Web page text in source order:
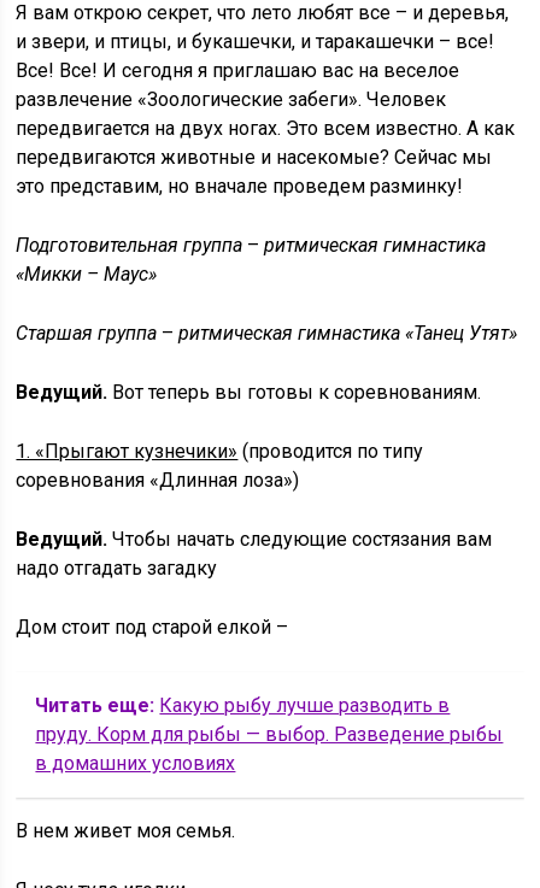
Я вам открою секрет, что лето любят все – и деревья,
и звери, и птицы, и букашечки, и таракашечки – все!
Все! Все! И сегодня я приглашаю вас на веселое
развлечение «Зоологические забеги». Человек
передвигается на двух ногах. Это всем известно. А как
передвигаются животные и насекомые? Сейчас мы
это представим, но вначале проведем разминку!
Подготовительная группа –ритмическая гимнастика
«Микки – Маус»
Старшая группа –ритмическая гимнастика «Танец Утят»
Ведущий. Вот теперь вы готовы к соревнованиям.
1. «Прыгают кузнечики» (проводится по типу
соревнования «Длинная лоза»)
Ведущий. Чтобы начать следующие состязания вам
надо отгадать загадку
Дом стоит под старой елкой –
Читать еще: Какую рыбу лучше разводить в
пруду. Корм для рыбы — выбор. Разведение рыбы
в домашних условиях
В нем живет моя семья.